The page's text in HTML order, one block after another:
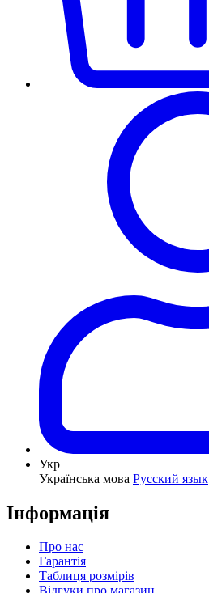
Укр
Українська мова Русский язык
Інформація
Про нас
Гарантія
Таблиця розмірів